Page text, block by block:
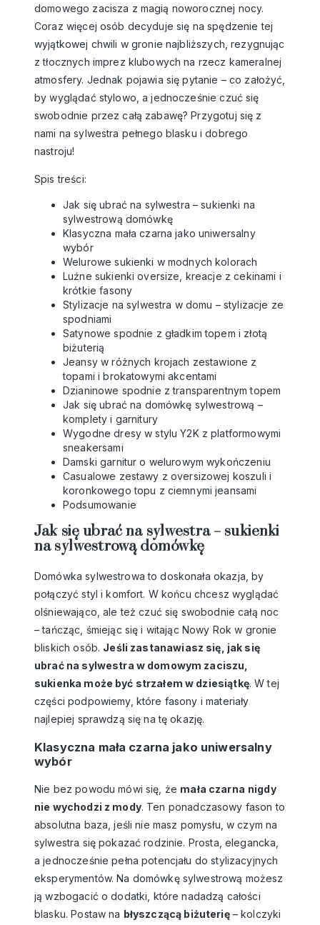
domowego zacisza z magią noworocznej nocy.
Coraz więcej osób decyduje się na spędzenie tej
wyjątkowej chwili w gronie najbliższych, rezygnując
z tłocznych imprez klubowych na rzecz kameralnej
atmosfery. Jednak pojawia się pytanie – co założyć,
by wyglądać stylowo, a jednocześnie czuć się
swobodnie przez całą zabawę? Przygotuj się z
nami na sylwestra pełnego blasku i dobrego
nastroju!
Spis treści:
Jak się ubrać na sylwestra – sukienki na
sylwestrową domówkę
Klasyczna mała czarna jako uniwersalny
wybór
Welurowe sukienki w modnych kolorach
Luźne sukienki oversize, kreacje z cekinami i
krótkie fasony
Stylizacje na sylwestra w domu – stylizacje ze
spodniami
Satynowe spodnie z gładkim topem i złotą
biżuterią
Jeansy w różnych krojach zestawione z
topami i brokatowymi akcentami
Dzianinowe spodnie z transparentnym topem
Jak się ubrać na domówkę sylwestrową –
komplety i garnitury
Wygodne dresy w stylu Y2K z platformowymi
sneakersami
Damski garnitur o welurowym wykończeniu
Casualowe zestawy z oversizowej koszuli i
koronkowego topu z ciemnymi jeansami
Podsumowanie
Jak się ubrać na sylwestra – sukienki
na sylwestrową domówkę
Domówka sylwestrowa to doskonała okazja, by
połączyć styl i komfort. W końcu chcesz wyglądać
olśniewająco, ale też czuć się swobodnie całą noc
– tańcząc, śmiejąc się i witając Nowy Rok w gronie
bliskich osób. Jeśli zastanawiasz się, jak się
ubrać na sylwestra w domowym zaciszu,
sukienka może być strzałem w dziesiątkę. W tej
części podpowiemy, które fasony i materiały
najlepiej sprawdzą się na tę okazję.
Klasyczna mała czarna jako uniwersalny
wybór
Nie bez powodu mówi się, że mała czarna nigdy
nie wychodzi z mody. Ten ponadczasowy fason to
absolutna baza, jeśli nie masz pomysłu, w czym na
sylwestra się pokazać rodzinie. Prosta, elegancka,
a jednocześnie pełna potencjału do stylizacyjnych
eksperymentów. Na domówkę sylwestrową możesz
ją wzbogacić o dodatki, które nadadzą całości
blasku. Postaw na błyszczącą biżuterię– kolczyki